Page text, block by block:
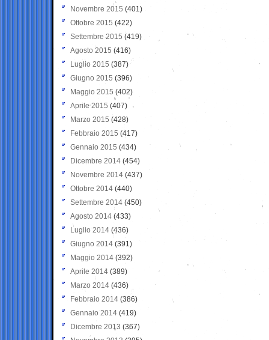
Novembre 2015 (401)
Ottobre 2015 (422)
Settembre 2015 (419)
Agosto 2015 (416)
Luglio 2015 (387)
Giugno 2015 (396)
Maggio 2015 (402)
Aprile 2015 (407)
Marzo 2015 (428)
Febbraio 2015 (417)
Gennaio 2015 (434)
Dicembre 2014 (454)
Novembre 2014 (437)
Ottobre 2014 (440)
Settembre 2014 (450)
Agosto 2014 (433)
Luglio 2014 (436)
Giugno 2014 (391)
Maggio 2014 (392)
Aprile 2014 (389)
Marzo 2014 (436)
Febbraio 2014 (386)
Gennaio 2014 (419)
Dicembre 2013 (367)